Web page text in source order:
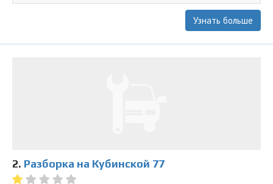
Узнать больше
2. Разборка на Кубинской 77